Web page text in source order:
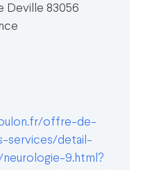
Deville 83056
offre-de-
services/detail-
9.html?